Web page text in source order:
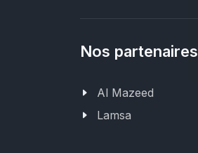
Nos partenaires
Al Mazeed
Lamsa